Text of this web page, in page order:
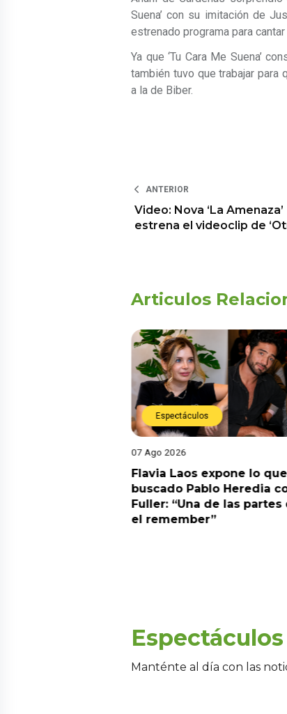
Suena’ con su imitación de
estrenado programa para cantar
Ya que ‘Tu Cara Me Suena’
también tuvo que trabajar
a la de Biber.
ANTERIOR
Video: Nova ‘La Amenaza’
estrena el videoclip de
Articulos
Espectáculos
07 Ago 2026
Flavia Laos expone lo
buscado Pablo Heredia
Fuller: “Una de las partes
el remember”
Espectáculos
Manténte al día con las